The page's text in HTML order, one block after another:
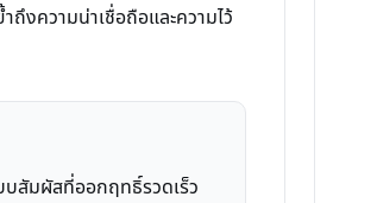
ความน่าเชื่อถือและความไว้
บสัมผัสที่ออกฤทธิ์รวดเร็ว